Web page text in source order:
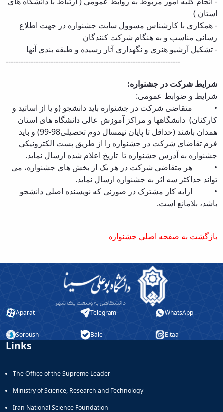
استان )
-همکاری با کارشناس مسوول سایت جشنواره در جهت اطلاع
رسانی مناسب و به هنگام شرکت کنندگان
- تشکیل آرشیو هنری و نگهداری آثار رسیده و طبقه بندی آنها
----------------------------------------------------------------------
شرایط شرکت در جشنواره:
شرایط و ضوابط عمومی:
• متقاضی شرکت در جشنواره باید دانشجو (و یا از اساتید و
کارکنان) دانشگاهها و مراکز آموزش عالی دانشگاه های استان
همدان باشند (حداقل تا پایان نیمسال دوم تحصیلی98-99) و باید
فرم تقاضای شرکت در جشنواره را از طریق پست الکترونیکی
جشنواره به آدرس جشنواره تا تاریخ اعلام شده ارسال نماید.
• هر متقاضی شرکت در هر یک از بخش های جشنواره، می
تواند حداکثر سه اثر به جشنواره ارسال نماید.
• ارایه کار مشترک در صورتی که نویسنده اصلی دانشجو
باشد، بلامانع است.
بازگشت به صفحه اصلی جشنواره
Aparat Telegram WhatsApp
Soroush Bale Eitaa
Links
The Office of the Supreme Leader
Ministry of Science, Research and Technology
Iran National Science Foundation